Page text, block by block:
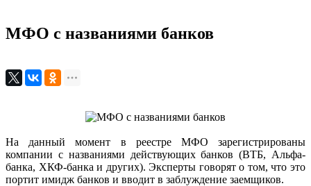
МФО с названиями банков
На данный момент в реестре МФО зарегистрированы
компании с названиями действующих банков (ВТБ, Альфа-
банка, ХКФ-банка и других). Эксперты говорят о том, что это
портит имидж банков и вводит в заблуждение заемщиков.